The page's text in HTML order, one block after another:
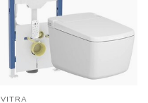
VITRA